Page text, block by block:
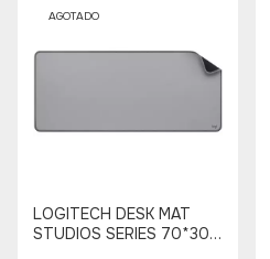
AGOTADO
LOGITECH DESK MAT
STUDIOS SERIES 70*30